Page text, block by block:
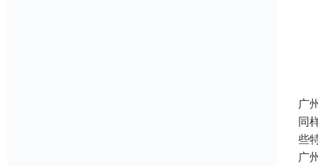
广
同
些
广